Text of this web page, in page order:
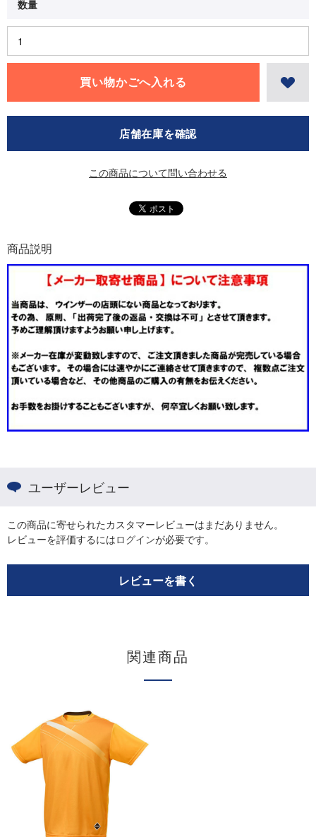
店舗在庫を確認
この商品について問い合わせる
商品説明
ユーザーレビュー
この商品に寄せられたカスタマーレビューはまだありません。
レビューを評価するにはログインが必要です。
レビューを書く
関連商品